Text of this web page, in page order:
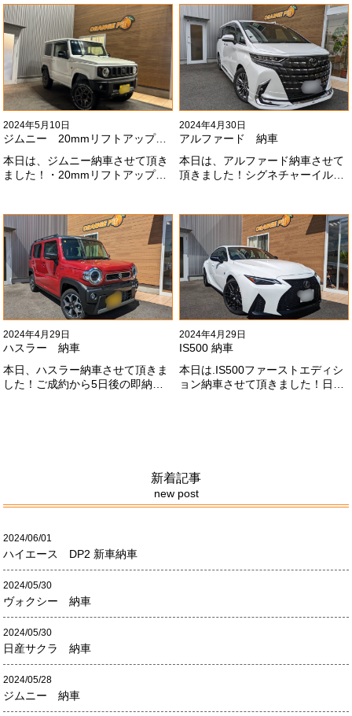
なりました！いつも本当にありが
とうございます#x1f60a;
全然、思い通りエアロが入ってき
ませんね。。今後とも宜しくお願
いします！
2024年5月10日
ジムニー 20mmリフトアップ納車
本日は、ジムニー納車させて頂き
ました！・20mmリフトアップ・
させて頂きました！！弊社で、短
期間に何台もご注文ありがどうご
ざいます！！これからもよろしく
お願いします
#x1f647;#x200d;#x2640;#xfe0f;
2024年4月30日
アルファード 納車
本日は、アルファード納車させて
頂きました！シグネチャーイル
よろしくお願いします
#x1f647;#x200d;#x2640;#xfe0f;
2024年4月29日
ハスラー 納車
本日、ハスラー納車させて頂きま
した！ご成約から5日後の即納車
2024年4月29日
IS500 納車
本日は.IS500ファーストエディシ
ョン納車させて頂きました！日本
絡ください！
新着記事
new post
2024/06/01
ハイエース DP2 新車納車
2024/05/30
ヴォクシー 納車
2024/05/30
日産サクラ 納車
2024/05/28
ジムニー 納車